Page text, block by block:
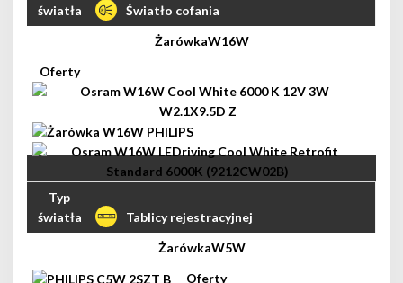
Światło cofania
W16W
Tablicy rejestracyjnej
W5W